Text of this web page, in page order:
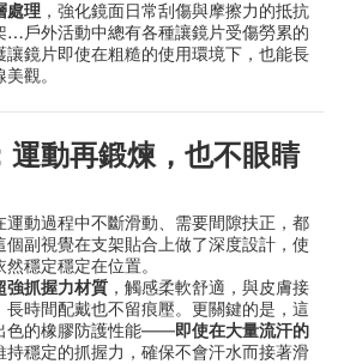
處理 ，強化鏡面日常刮傷與摩擦力的抵抗
… 戶外活動中總有各種讓鏡片受傷勞累的
讓鏡片即使在粗糙的使用環境下，也能長
觀。
運動再鍛煉，也不眼睛
運動過程中不斷滑動、需要間隙扶正，都
個副視覺在支架貼合上做了深度設計，使
穩定穩定在位置。
強抓握力材質 ，觸感柔軟舒適，與皮膚接
長時間配戴也不留痕壓。更關鍵的是，這
色的橡膠防護性能——即使在大量流汗的
持穩定的抓握力，確保不會汗水而接著滑